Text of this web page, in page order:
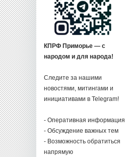
КПРФ Приморье — с
народом и для народа!
Следите за нашими
новостями, митингами и
инициативами в Telegram!
- Оперативная информация
- Обсуждение важных тем
- Возможность обратиться
напрямую